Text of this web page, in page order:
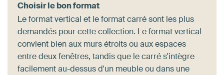
Choisir le bon format
Le format vertical et le format carré sont les plus
demandés pour cette collection. Le format vertical
convient bien aux murs étroits ou aux espaces
entre deux fenêtres, tandis que le carré s'intègre
facilement au-dessus d'un meuble ou dans une